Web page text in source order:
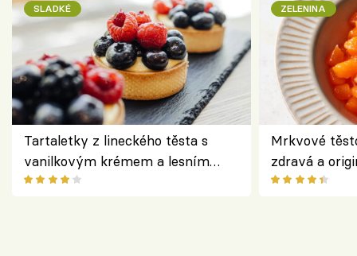
SLADKÉ
Tartaletky z lineckého těsta s
vanilkovým krémem a lesním
ovocem podle Bread Society
ZELENINA
Mrkvové
zdravá a
klasiky